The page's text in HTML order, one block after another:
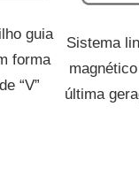
guia
forma
“V”
Sistema
última